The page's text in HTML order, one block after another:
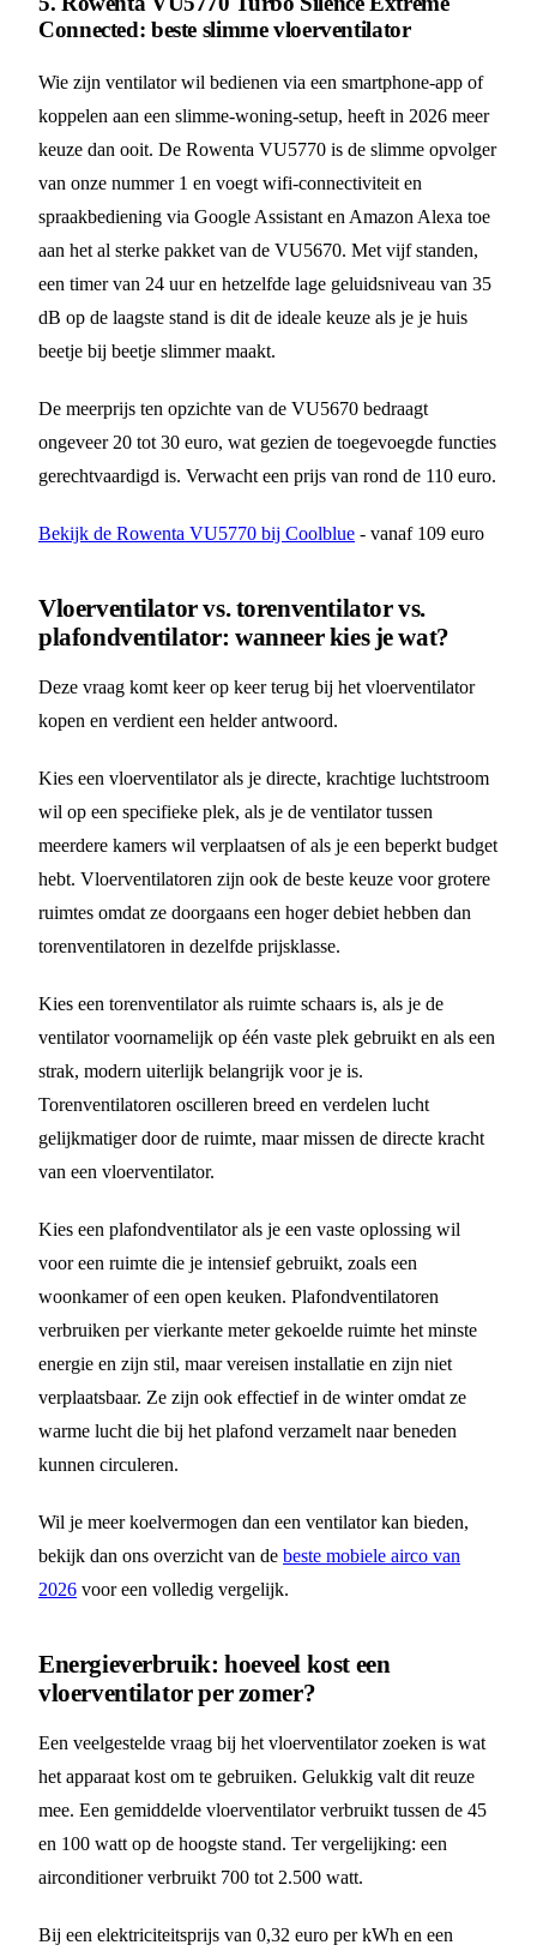
Connected: beste slimme vloerventilator
Wie zijn ventilator wil bedienen via een smartphone-app of
koppelen aan een slimme-woning-setup, heeft in 2026 meer
keuze dan ooit. De Rowenta VU5770 is de slimme opvolger
van onze nummer 1 en voegt wifi-connectiviteit en
spraakbediening via Google Assistant en Amazon Alexa toe
aan het al sterke pakket van de VU5670. Met vijf standen,
een timer van 24 uur en hetzelfde lage geluidsniveau van 35
dB op de laagste stand is dit de ideale keuze als je je huis
beetje bij beetje slimmer maakt.
De meerprijs ten opzichte van de VU5670 bedraagt
ongeveer 20 tot 30 euro, wat gezien de toegevoegde functies
gerechtvaardigd is. Verwacht een prijs van rond de 110 euro.
Bekijk de Rowenta VU5770 bij Coolblue - vanaf 109 euro
Vloerventilator vs. torenventilator vs.
plafondventilator: wanneer kies je wat?
Deze vraag komt keer op keer terug bij het vloerventilator
kopen en verdient een helder antwoord.
Kies een vloerventilator als je directe, krachtige luchtstroom
wil op een specifieke plek, als je de ventilator tussen
meerdere kamers wil verplaatsen of als je een beperkt budget
hebt. Vloerventilatoren zijn ook de beste keuze voor grotere
ruimtes omdat ze doorgaans een hoger debiet hebben dan
torenventilatoren in dezelfde prijsklasse.
Kies een torenventilator als ruimte schaars is, als je de
ventilator voornamelijk op één vaste plek gebruikt en als een
strak, modern uiterlijk belangrijk voor je is.
Torenventilatoren oscilleren breed en verdelen lucht
gelijkmatiger door de ruimte, maar missen de directe kracht
van een vloerventilator.
Kies een plafondventilator als je een vaste oplossing wil
voor een ruimte die je intensief gebruikt, zoals een
woonkamer of een open keuken. Plafondventilatoren
verbruiken per vierkante meter gekoelde ruimte het minste
energie en zijn stil, maar vereisen installatie en zijn niet
verplaatsbaar. Ze zijn ook effectief in de winter omdat ze
warme lucht die bij het plafond verzamelt naar beneden
kunnen circuleren.
Wil je meer koelvermogen dan een ventilator kan bieden,
bekijk dan ons overzicht van de beste mobiele airco van
2026 voor een volledig vergelijk.
Energieverbruik: hoeveel kost een
vloerventilator per zomer?
Een veelgestelde vraag bij het vloerventilator zoeken is wat
het apparaat kost om te gebruiken. Gelukkig valt dit reuze
mee. Een gemiddelde vloerventilator verbruikt tussen de 45
en 100 watt op de hoogste stand. Ter vergelijking: een
airconditioner verbruikt 700 tot 2.500 watt.
Bij een elektriciteitsprijs van 0,32 euro per kWh en een